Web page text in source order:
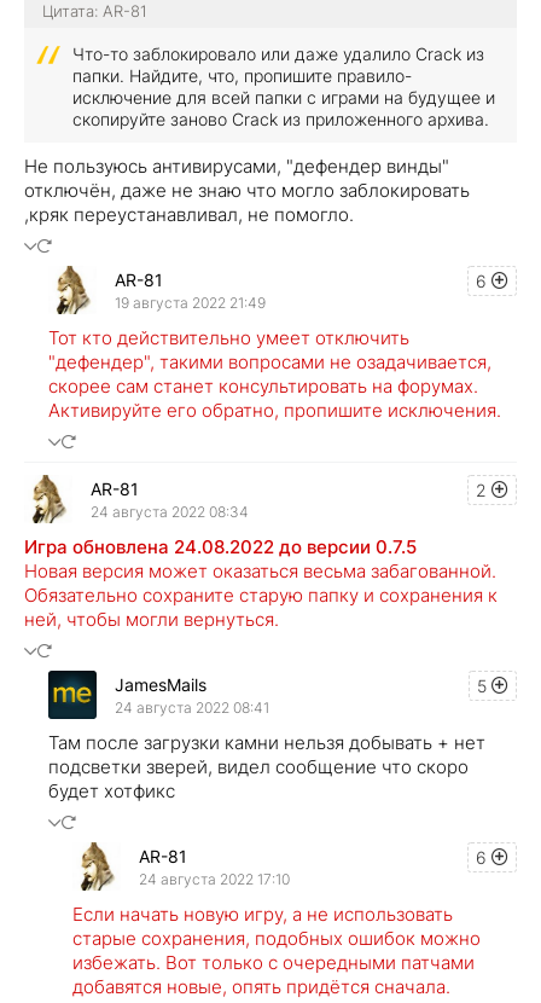
Цитата: AR-81
Что-то заблокировало или даже удалило Crack из
папки. Найдите, что, пропишите правило-
исключение для всей папки с играми на будущее и
скопируйте заново Crack из приложенного архива.
Не пользуюсь антивирусами, "дефендер винды"
отключён, даже не знаю что могло заблокировать
,кряк переустанавливал, не помогло.
6
AR-81
19 августа 2022 21:49
Тот кто действительно умеет отключить
"дефендер", такими вопросами не озадачивается,
скорее сам станет консультировать на форумах.
Активируйте его обратно, пропишите исключения.
2
AR-81
24 августа 2022 08:34
Игра обновлена 24.08.2022 до версии 0.7.5
Новая версия может оказаться весьма забагованной.
Обязательно сохраните старую папку и сохранения к
ней, чтобы могли вернуться.
5
JamesMails
24 августа 2022 08:41
Там после загрузки камни нельзя добывать + нет
подсветки зверей, видел сообщение что скоро
будет хотфикс
6
AR-81
24 августа 2022 17:10
Если начать новую игру, а не использовать
старые сохранения, подобных ошибок можно
избежать. Вот только с очередными патчами
добавятся новые, опять придётся сначала.